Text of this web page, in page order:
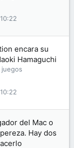
encara su
Hamaguchi
del Mac o
Hay dos